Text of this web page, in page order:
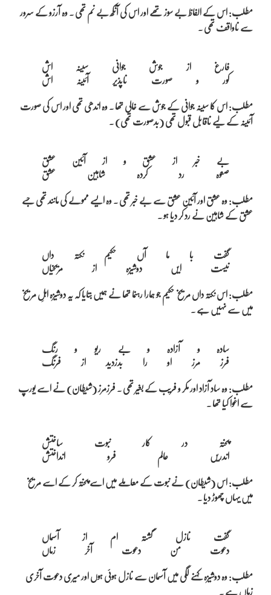
مطلب: اس کے الفاظ بے سوز تھے اور اس کی آنکھ بے نم تھی ۔ وہ آرزو کے سرور
سے ناواقف تھی ۔
فارغ از جوش جوانی سینہ اش
کور و صورت ناپذیر آئینہ اش
مطلب: اس کا سینہ جوانی کے جوش سے خالی تھا ۔ وہ اندھی تھی اور اس کی صورت
آئینہ کے لیے ناقابل قبول تھی (بدصورت تھی) ۔
بے خبر از عشق و از آئین عشق
مطلب: وہ عشق اور آئین عشق سے بے خبر تھی ۔ وہ ایسے ممولے کی مانند تھی جسے
عشق کے شاہین نے رد کر دیا ہو ۔
گفت با ما آں حکیم نکتہ داں
نیست ایں دوشیزہ از مریخیاں
مطلب: اس نکتہ داں مریخ حکیم جو ہمارا رہنما تھا نے ہمیں بتایا کہ یہ دوشیزہ اہلِ مریخ
میں سے نہیں ہے ۔
سادہ و آزادہ و بے ریو و رنگ
مطلب: وہ ساد آزاد اور مکر و فریب کے بغیر تھی ۔ فرزمرز (شیطان) نے اسے یورپ
سے اغوا کیا تھا ۔
پختہ در کار نبوت ساختش
مطلب: اس (شیطان) نے نبوت کے معاملے میں اسے پختہ کر کے اسے مریخ
میں یہاں چھوڑ دیا ۔
گفت نازل گشتہ ام از آسماں
مطلب: وہ دوشیزہ کہنے لگی میں آسمان سے نازل ہوئی ہوں اور میری دعوت آخری